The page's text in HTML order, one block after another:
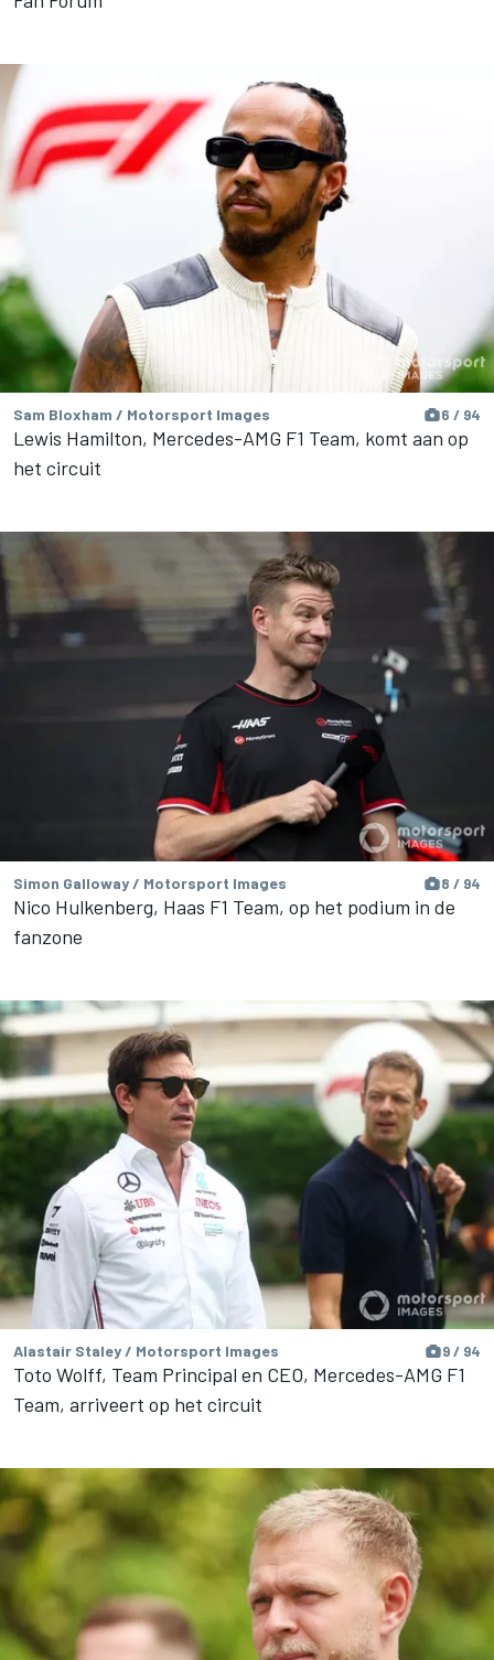
Sam Bloxham / Motorsport Images 6 / 94
Lewis Hamilton, Mercedes-AMG F1 Team, komt aan op
het circuit
Simon Galloway / Motorsport Images 8 / 94
Nico Hulkenberg, Haas F1 Team, op het podium in de
fanzone
Alastair Staley / Motorsport Images 9 / 94
Toto Wolff, Team Principal en CEO, Mercedes-AMG F1
Team, arriveert op het circuit